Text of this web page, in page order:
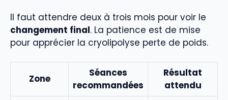
Il faut attendre deux à trois mois pour voir le
changement final. La patience est de mise
pour apprécier la cryolipolyse perte de poids.
Zone
Séances
recommandées
Résultat
attendu